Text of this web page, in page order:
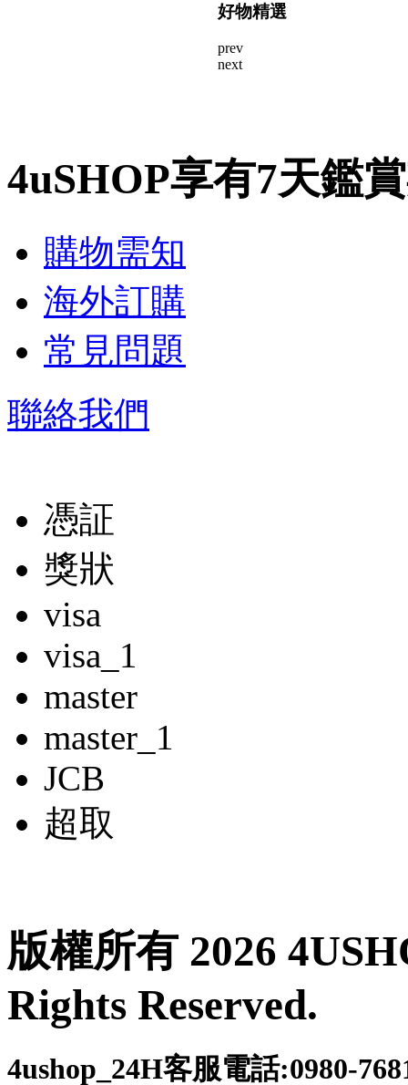
好物精選
prev
next
4uSHOP享有7天鑑
購物需知
海外訂購
常見問題
聯絡我們
憑証
獎狀
visa
visa_1
master
master_1
JCB
超取
版權所有 2026
Rights Reserved.
4ushop_24H客服電話:0980-